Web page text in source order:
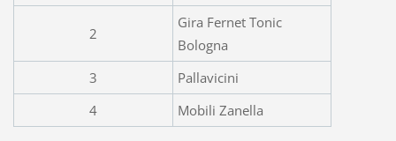
2
Gira Fernet Tonic
Bologna
3
Pallavicini
4
Mobili Zanella